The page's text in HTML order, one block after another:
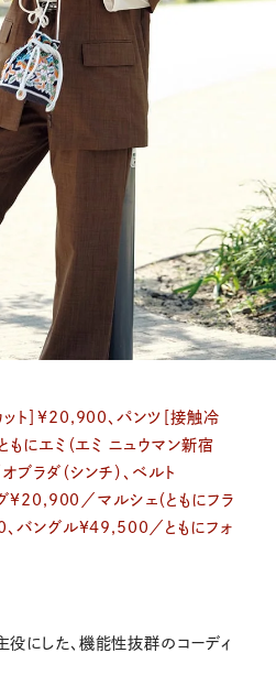
ト］¥20,900、パンツ［接触冷
にエミ（エミ ニュウマン新宿
ブラダ（シンチ）、ベルト
¥20,900／マルシェ（ともにフラ
、バングル¥49,500／ともにフォ
主役にした、機能性抜群のコーディ